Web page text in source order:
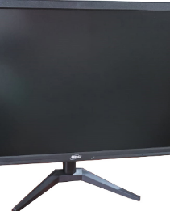
AGREGAR AL CARRITO